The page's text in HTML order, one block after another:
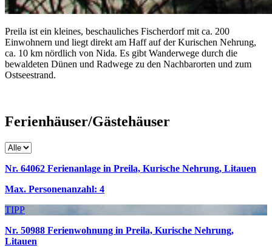
Preila ist ein kleines, beschauliches Fischerdorf mit ca. 200
Einwohnern und liegt direkt am Haff auf der Kurischen Nehrung,
ca. 10 km nördlich von Nida. Es gibt Wanderwege durch die
bewaldeten Dünen und Radwege zu den Nachbarorten und zum
Ostseestrand.
Ferienhäuser/Gästehäuser
Nr. 64062 Ferienanlage in Preila, Kurische Nehrung, Litauen
Max. Personenanzahl: 4
TIPP
Nr. 50988 Ferienwohnung in Preila, Kurische Nehrung,
Litauen